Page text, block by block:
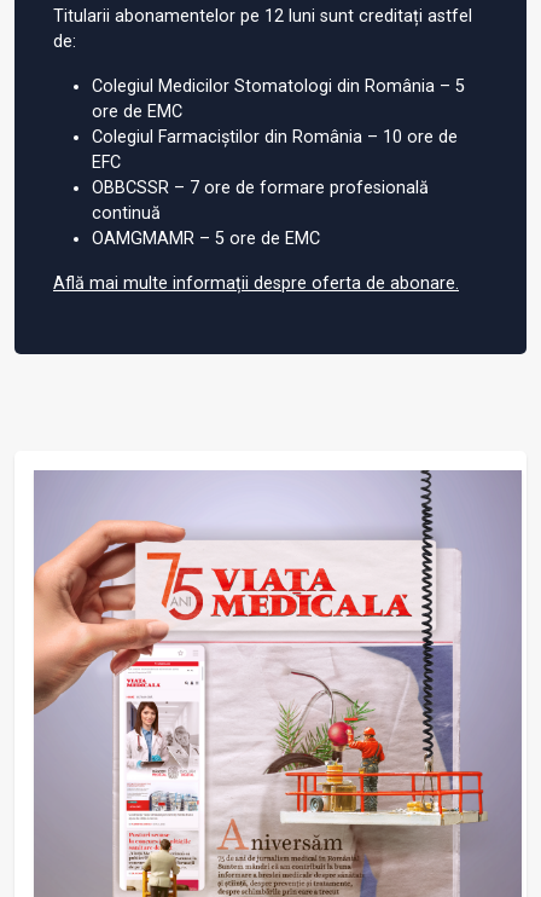
Titularii abonamentelor pe 12 luni sunt creditați astfel
de:
Colegiul Medicilor Stomatologi din România – 5
ore de EMC
Colegiul Farmaciștilor din România – 10 ore de
EFC
OBBCSSR – 7 ore de formare profesională
continuă
OAMGMAMR – 5 ore de EMC
Află mai multe informații despre oferta de abonare.